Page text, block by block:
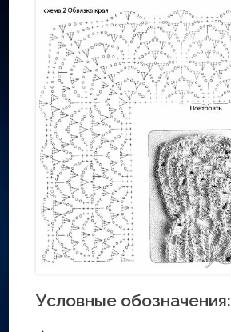
Условные обозначения: